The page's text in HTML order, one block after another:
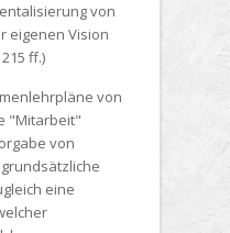
von
eigenen Vision
ff.)
von
"Mitarbeit"
von
eine